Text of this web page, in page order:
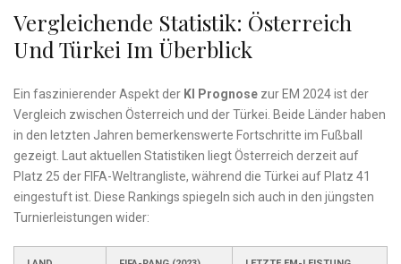
Vergleichende Statistik: Österreich
Und Türkei Im Überblick
Ein faszinierender Aspekt der KI Prognose zur EM 2024 ist der
Vergleich zwischen Österreich und der Türkei. Beide Länder haben
in den letzten Jahren bemerkenswerte Fortschritte im Fußball
gezeigt. Laut aktuellen Statistiken‌ liegt Österreich derzeit auf
Platz 25 der FIFA-Weltrangliste, während die Türkei auf Platz 41
eingestuft ist. ⁢Diese Rankings spiegeln sich auch in den jüngsten
Turnierleistungen wider: